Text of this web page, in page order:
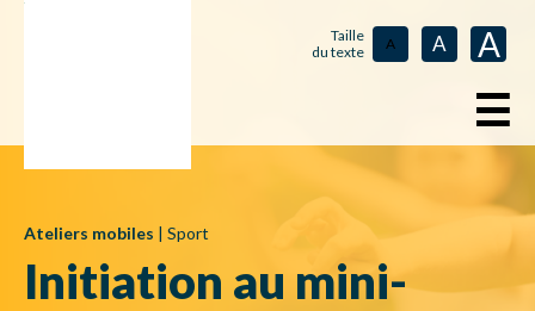
Taille
du texte
A A A
☰
Ateliers mobiles | Sport
Initiation au mini-